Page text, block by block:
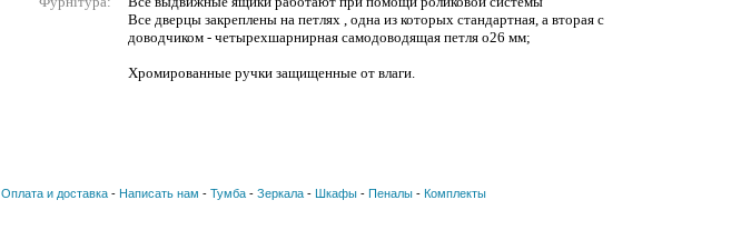
Все дверцы закреплены на петлях , одна из которых стандартная, а вторая с
доводчиком - четырехшарнирная самодоводящая петля o26 мм;
Хромированные ручки защищенные от влаги.
Оплата и доставка - Написать нам - Тумба - Зеркала - Шкафы - Пеналы - Комплекты